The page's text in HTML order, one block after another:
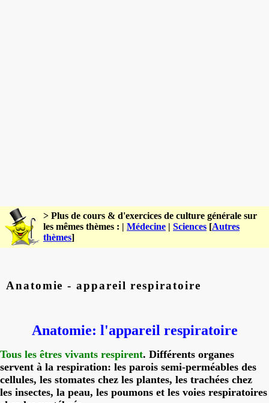
> Plus de cours & d'exercices de culture générale sur
les mêmes thèmes : | Médecine | Sciences [Autres
thèmes]
Anatomie - appareil respiratoire
Anatomie: l'appareil respiratoire
Tous les êtres vivants respirent. Différents organes
servent à la respiration: les parois semi-perméables des
cellules, les stomates chez les plantes, les trachées chez
les insectes, la peau, les poumons et les voies respiratoires